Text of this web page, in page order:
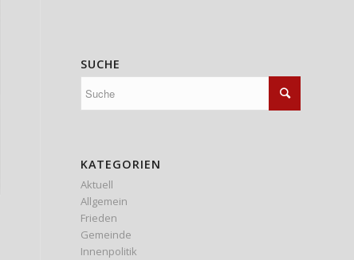
SUCHE
KATEGORIEN
Aktuell
Allgemein
Frieden
Gemeinde
Innenpolitik